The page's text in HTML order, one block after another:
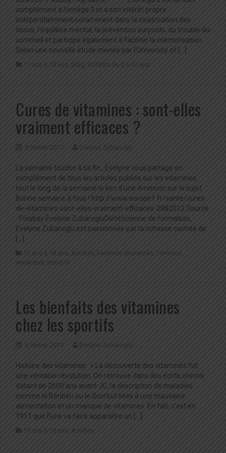
complément à l’oméga 3 et a son intérêt propre
indépendamment,notamment dans la cicatrisation des
tissus, l’équilibre mental, la prévention surpoids, du trouble du
sommeil et participe également à faciliter la mémorisation.
Selon une nouvelle étude menée par l’University of […]
11 ans à 18 ans, Blog Enfants de 3 à 10 ans
Cures de vitamines : sont-elles
vraiment efficaces ?
5 février 2017 Evelyne Zubaroglu
La semaine touche à sa fin , Evelyne vous partage en
complément de tous les articles publiés sur les vitamines
tout le long de la semaine le lien d’une émission sur le sujet.
Bonne semaine à tous ! http://www.europe1.fr/sante/cures-
de-vitamines-sont-elles-vraiment-efficaces-2882012 Source
: Pixabay Evelyne ZubarogluDiététicienne de formation,
Evelyne Zubaroglu est passionnée par la richesse cachée de
11 ans à 18 ans Adultes Femmes allaitantes, Femmes
enceintes Seniors
Les bienfaits des vitamines
chez les sportifs
5 février 2017 Evelyne Zubaroglu
Histoire des vitamines : « La découverte des vitamines fut
une véritable révolution. On retrouve dans des écrits chinois
datant de 2600 ans avant JC, la description de maladies
comme le Béribéri ou le Scorbut liées à une mauvaise
alimentation et un manque de vitamines. En fait, c’est en
1911 que Funk va faire apparaître un […]
11 ans à 18 ans Adultes